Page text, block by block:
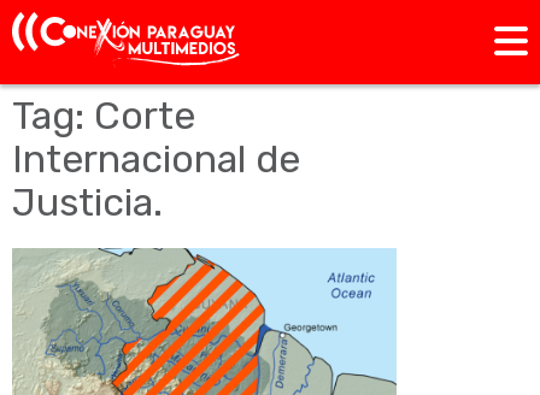
Tag: Corte
Internacional de
Justicia.